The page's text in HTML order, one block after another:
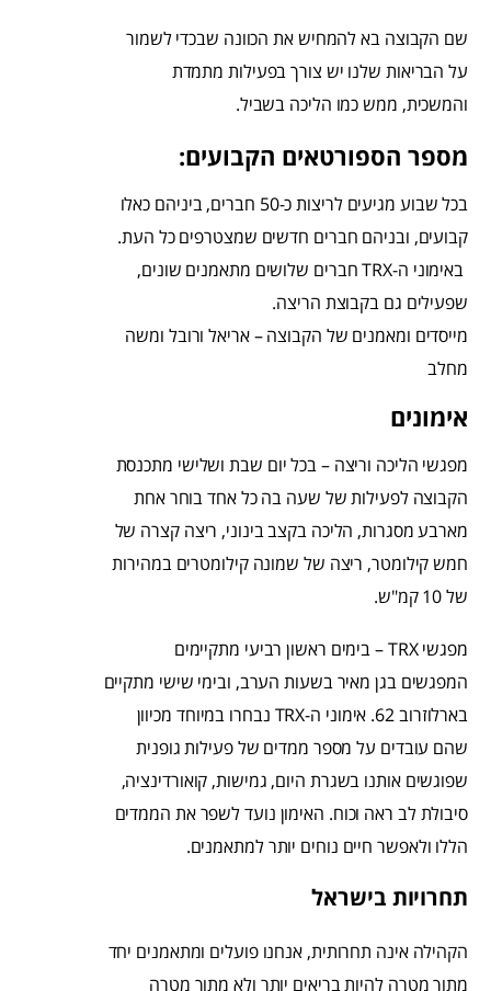
שם הקבוצה בא להמחיש את הכוונה שבכדי לשמור
על הבריאות שלנו יש צורך בפעילות מתמדת
והמשכית, ממש כמו הליכה בשביל.
מספר הספורטאים הקבועים:
בכל שבוע מגיעים לריצות כ-50 חברים, ביניהם כאלו
קבועים, ובניהם חברים חדשים שמצטרפים כל העת.
באימוני ה-TRXחברים שלושים מתאמנים שונים,
שפעילים גם בקבוצת הריצה.
מייסדים ומאמנים של הקבוצה – אריאל ורובל ומשה
מחלב
אימונים
מפגשי הליכה וריצה – בכל יום שבת ושלישי מתכנסת
הקבוצה לפעילות של שעה בה כל אחד בוחר אחת
מארבע מסגרות, הליכה בקצב בינוני, ריצה קצרה של
חמש קילומטר, ריצה של שמונה קילומטרים במהירות
של 10 קמ"ש
.
מפגשיTRX– בימים ראשון רביעי מתקיימים
המפגשים בגן מאיר בשעות הערב, ובימי שישי מתקיים
בארלוזרוב 62. אימוני ה-
TRX נבחרו במיוחד מכיוון
שהם עובדים על מספר ממדים של פעילות גופנית
שפוגשים אותנו בשגרת היום, גמישות, קואורדינציה,
סיבולת לב ראה וכוח. האימון נועד לשפר את הממדים
הללו ולאפשר חיים נוחים יותר למתאמנים.
תחרויות בישראל
הקהילה אינה תחרותית, אנחנו פועלים ומתאמנים יחד
מתוך מטרה להיות בריאים יותר ולא מתוך מטרה